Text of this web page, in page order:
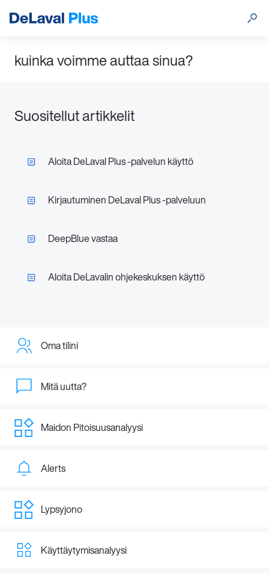
kuinka voimme auttaa sinua?
Suositellut artikkelit
Aloita DeLaval Plus -palvelun käyttö
Kirjautuminen DeLaval Plus -palveluun
DeepBlue vastaa
Aloita DeLavalin ohjekeskuksen käyttö
Oma tilini
Mitä uutta?
Maidon Pitoisuusanalyysi
Alerts
Lypsyjono
Käyttäytymisanalyysi